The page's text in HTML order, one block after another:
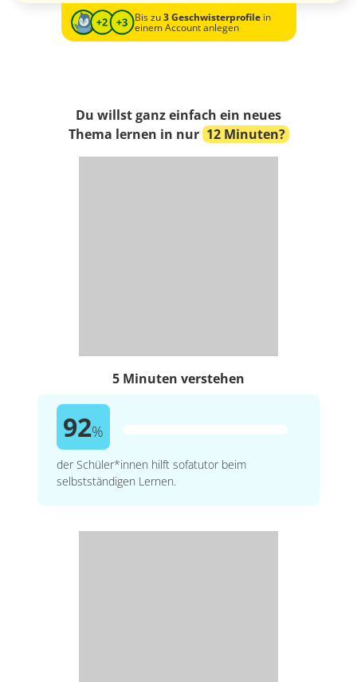
Bis zu3 Geschwisterprofilein
einem Account anlegen
Du willst ganz einfach ein neues
Thema lernen in nur 12 Minuten?
5 Minuten verstehen
92%
der Schüler*innen hilft sofatutor beim
selbstständigen Lernen.